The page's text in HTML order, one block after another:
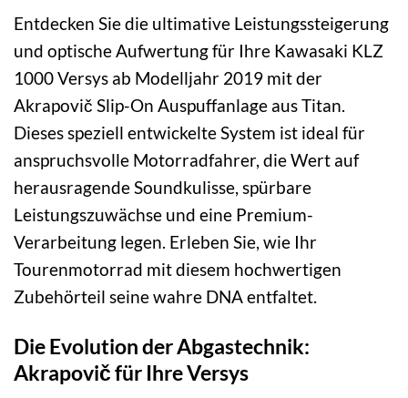
Entdecken Sie die ultimative Leistungssteigerung
und optische Aufwertung für Ihre Kawasaki KLZ
1000 Versys ab Modelljahr 2019 mit der
Akrapovič Slip-On Auspuffanlage aus Titan.
Dieses speziell entwickelte System ist ideal für
anspruchsvolle Motorradfahrer, die Wert auf
herausragende Soundkulisse, spürbare
Leistungszuwächse und eine Premium-
Verarbeitung legen. Erleben Sie, wie Ihr
Tourenmotorrad mit diesem hochwertigen
Zubehörteil seine wahre DNA entfaltet.
Die Evolution der Abgastechnik:
Akrapovič für Ihre Versys